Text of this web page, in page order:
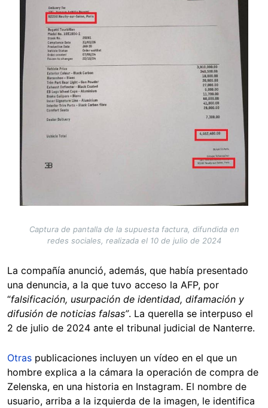
Captura de pantalla de la supuesta factura, difundida en
redes sociales, realizada el 10 de julio de 2024
La compañía anunció, además, que había presentado
una denuncia, a la que tuvo acceso la AFP, por
“falsificación, usurpación de identidad, difamación y
difusión de noticias falsas”. La querella se interpuso el
2 de julio de 2024 ante el tribunal judicial de Nanterre.
Otras publicaciones incluyen un vídeo en el que un
hombre explica a la cámara la operación de compra de
Zelenska, en una historia en Instagram. El nombre de
usuario, arriba a la izquierda de la imagen, le identifica